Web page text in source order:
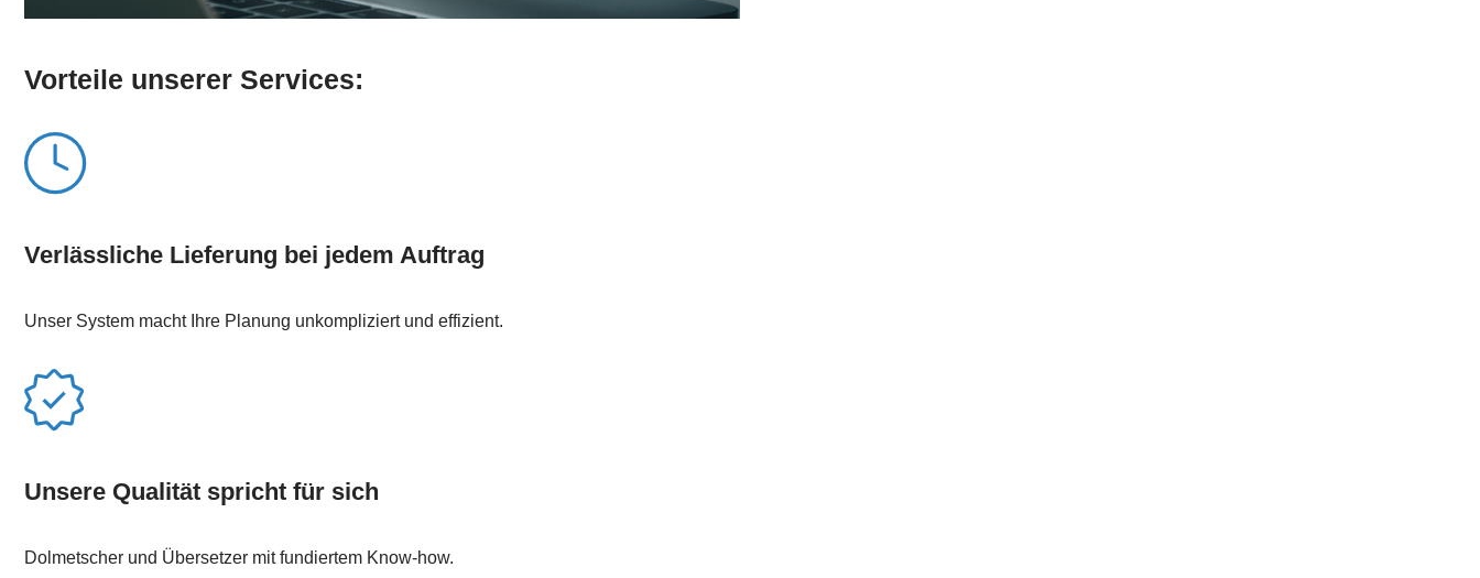
Vorteile unserer Services:
Verlässliche Lieferung bei jedem Auftrag
Unser System macht Ihre Planung unkompliziert und effizient.
Unsere Qualität spricht für sich
Dolmetscher und Übersetzer mit fundiertem Know-how.